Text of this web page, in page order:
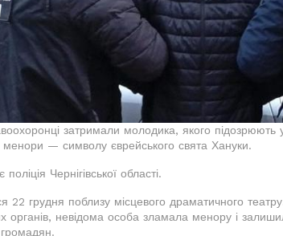
затримали молодика, якого підозрюють
— символу єврейського свята Хануки.
Чернігівської області.
22 грудня поблизу місцевого драматичного
органів, невідома особа зламала менору і
громадян.